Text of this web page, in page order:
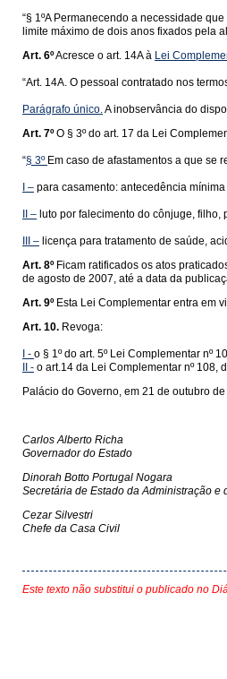
“§ 1ºA Permanecendo a necessidade
limite máximo de dois anos fixados pela
Art. 6ºAcresce o art. 14A à Lei
“Art. 14A. O pessoal contratado nos
Parágrafo único.A inobservância do
Art. 7º O § 3º do art. 17 da Lei
“§ 3º Em caso de afastamentos a que se
I – para casamento: antecedência
II – luto por falecimento do cônjuge,
III – licença para tratamento de saúde,
Art. 8º Ficam ratificados os atos
de agosto de 2007, até a data da
Art. 9º Esta Lei Complementar entra em
Art. 10. Revoga:
I - o § 1º do art. 5º Lei Complementar nº
II - o art.14 da Lei Complementar nº 108,
Palácio do Governo, em 21 de outubro
Carlos Alberto Richa
Governador do Estado
Dinorah Botto Portugal Nogara
Secretária de Estado da Administração e
Cezar Silvestri
Chefe da Casa Civil
Este texto não substitui o publicado no